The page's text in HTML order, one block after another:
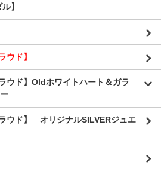
】
ド】
ウド】Oldホワイトハート＆ガラ
ウド】 オリジナルSILVERジュエ